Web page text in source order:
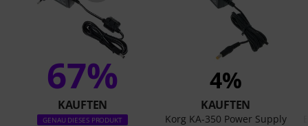
67%
KAUFTEN
GENAU DIESES PRODUKT
4%
KAUFTEN
Korg KA-350 Power Supply